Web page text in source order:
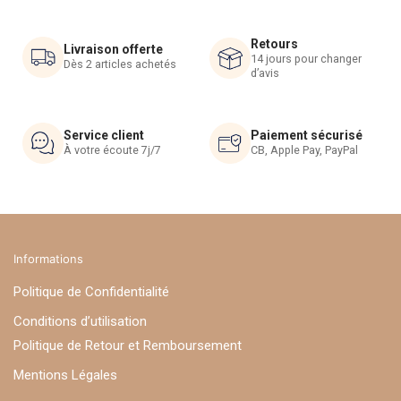
choisies
sur
du
produit
du
produit
Livraison offerte
Dès 2 articles achetés
Retours
14 jours pour changer
d’avis
Service client
À votre écoute 7j/7
Paiement sécurisé
CB, Apple Pay, PayPal
Informations
Politique de Confidentialité
Conditions d’utilisation
Politique de Retour et Remboursement
Mentions Légales